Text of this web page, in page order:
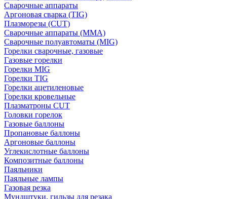
Сварочные аппараты
Аргоновая сварка (TIG)
Плазморезы (CUT)
Сварочные аппараты (MMA)
Сварочные полуавтоматы (MIG)
Горелки сварочные, газовые
Газовые горелки
Горелки MIG
Горелки TIG
Горелки ацетиленовые
Горелки кровельные
Плазматроны CUT
Головки горелок
Газовые баллоны
Пропановые баллоны
Аргоновые баллоны
Углекислотные баллоны
Композитные баллоны
Паяльники
Паяльные лампы
Газовая резка
Мундштуки, гильзы для резака